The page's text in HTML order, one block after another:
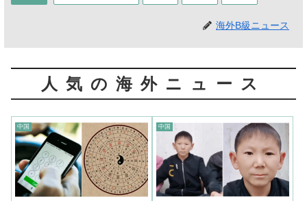
海外B級ニュース
人気の海外ニュース
中国 中国